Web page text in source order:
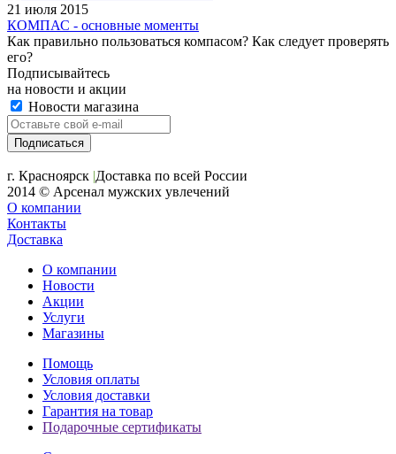
21 июля 2015
КОМПАС - основные моменты
Как правильно пользоваться компасом? Как следует проверять
его?
Подписывайтесь
на новости и акции
Новости магазина
г. Красноярск |Доставка по всей России
2014 © Арсенал мужских увлечений
О компании
Контакты
Доставка
О компании
Новости
Акции
Услуги
Магазины
Помощь
Условия оплаты
Условия доставки
Гарантия на товар
Подарочные сертификаты